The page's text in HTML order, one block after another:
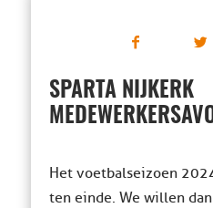
SPARTA NIJKERK
Het voetbalseizoen
ten einde. We willen